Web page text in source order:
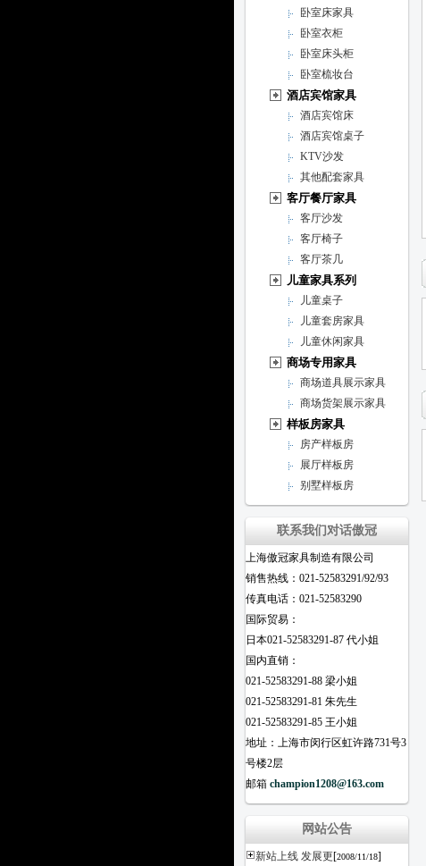
卧室床家具
卧室衣柜
卧室床头柜
卧室梳妆台
酒店宾馆家具
酒店宾馆床
酒店宾馆桌子
KTV沙发
其他配套家具
客厅餐厅家具
客厅沙发
客厅椅子
客厅茶几
儿童家具系列
儿童桌子
儿童套房家具
儿童休闲家具
商场专用家具
商场道具展示家具
商场货架展示家具
样板房家具
房产样板房
展厅样板房
别墅样板房
联系我们对话傲冠
上海傲冠家具制造有限公司
销售热线：021-52583291/92/93
传真电话：021-52583290
国际贸易：
日本021-52583291-87 代小姐
国内直销：
021-52583291-88 梁小姐
021-52583291-81 朱先生
021-52583291-85 王小姐
地址：上海市闵行区虹许路731号3
号楼2层
邮箱 champion1208@163.com
网站公告
新站上线 发展更[2008/11/18]